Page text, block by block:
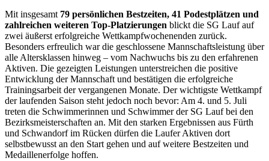
Mit insgesamt 79 persönlichen Bestzeiten, 41 Podestplätzen und
zahlreichen weiteren Top-Platzierungen blickt die SG Lauf auf
zwei äußerst erfolgreiche Wettkampfwochenenden zurück.
Besonders erfreulich war die geschlossene Mannschaftsleistung über
alle Altersklassen hinweg – vom Nachwuchs bis zu den erfahrenen
Aktiven. Die gezeigten Leistungen unterstreichen die positive
Entwicklung der Mannschaft und bestätigen die erfolgreiche
Trainingsarbeit der vergangenen Monate. Der wichtigste Wettkampf
der laufenden Saison steht jedoch noch bevor: Am 4. und 5. Juli
treten die Schwimmerinnen und Schwimmer der SG Lauf bei den
Bezirksmeisterschaften an. Mit den starken Ergebnissen aus Fürth
und Schwandorf im Rücken dürfen die Laufer Aktiven dort
selbstbewusst an den Start gehen und auf weitere Bestzeiten und
Medaillenerfolge hoffen.